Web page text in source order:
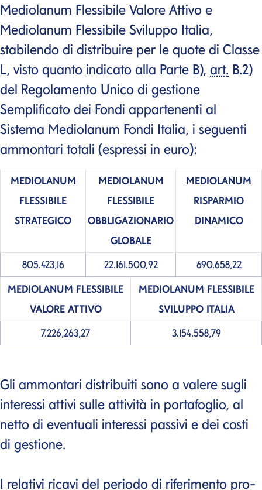
Mediolanum Flessibile Valore Attivo e
Mediolanum Flessibile Sviluppo Italia,
stabilendo di distribuire per le quote di Classe
L, visto quanto indicato alla Parte B), art. B.2)
del Regolamento Unico di gestione
Semplificato dei Fondi appartenenti al
Sistema Mediolanum Fondi Italia, i seguenti
ammontari totali (espressi in euro):
MEDIOLANUM
FLESSIBILE
STRATEGICO
MEDIOLANUM
FLESSIBILE
OBBLIGAZIONARIO
GLOBALE
MEDIOLANUM
RISPARMIO
DINAMICO
805.423,16 22.161.500,92
690.658,22
MEDIOLANUM FLESSIBILE
VALORE ATTIVO
MEDIOLANUM FLESSIBILE
SVILUPPO ITALIA
7.226,263,27
3.154.558,79
Gli ammontari distribuiti sono a valere sugli
interessi attivi sulle attività in portafoglio, al
netto di eventuali interessi passivi e dei costi
di gestione.
I relativi ricavi del periodo di riferimento pro-